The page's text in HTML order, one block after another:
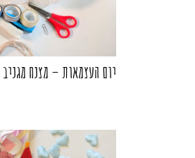
יום העצמאות – מצנח